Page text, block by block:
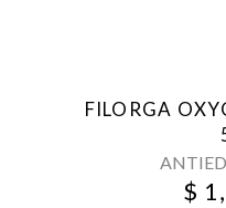
FILORGA
$